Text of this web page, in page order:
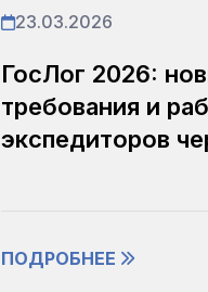
23.03.2026
ГосЛог 2026:
требования и
экспедиторов
ПОДРОБНЕЕ